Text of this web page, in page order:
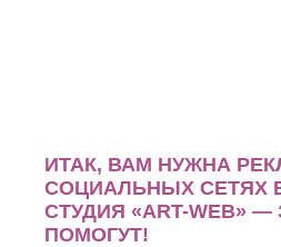
ИТАК, ВАМ НУЖНА
СОЦИАЛЬНЫХ СЕТЯХ
СТУДИЯ «ART-WEB»
ПОМОГУТ!